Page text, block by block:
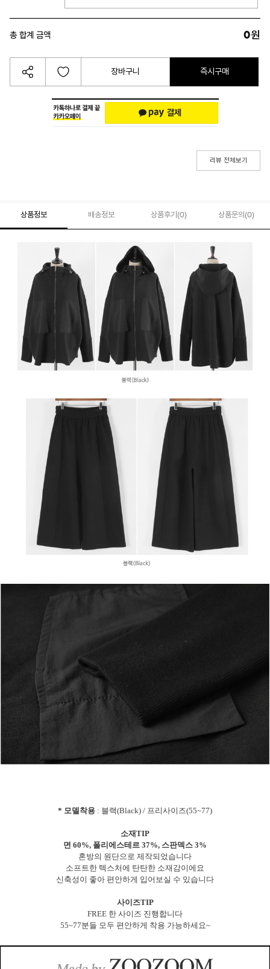
총 합계 금액 0원
장바구니 즉시구매
리뷰 전체보기
상품정보 배송정보 상품후기(0) 상품문의 (0)
* 모델착용 : 블랙(Black) / 프리사이즈(55~77)
소재TIP
면 60%, 폴리에스테르 37%, 스판덱스 3%
혼방의 원단으로 제작되었습니다
소프트한 텍스처에 탄탄한 소재감이에요
신축성이 좋아 편안하게 입어보실 수 있습니다
사이즈TIP
FREE 한 사이즈 진행합니다
55~77분들 모두 편안하게 착용 가능하세요~